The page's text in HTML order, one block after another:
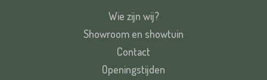
Wie zijn wij?
Showroom en showtuin
Contact
Openingstijden